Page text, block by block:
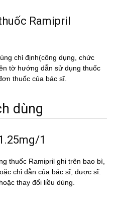
Ramipril
chỉ định(công dụng, chức
tờ hướng dẫn sử dụng thuốc
thuốc của bác sĩ.
dùng
1
thuốc Ramipril ghi trên bao bì,
chỉ dẫn của bác sĩ, dược sĩ.
thay đổi liều dùng.